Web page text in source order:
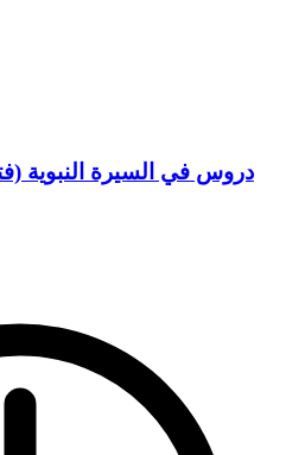
دروس في السيرة النبوية